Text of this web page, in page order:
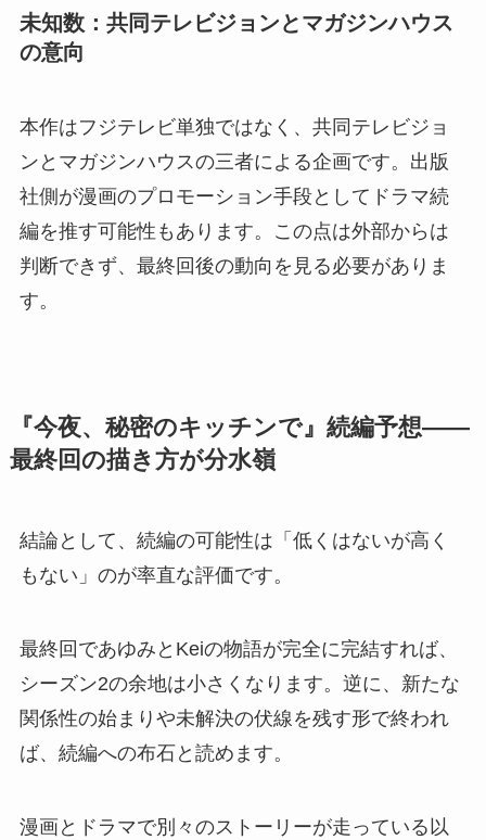
未知数：共同テレビジョンとマガジンハウス
の意向
本作はフジテレビ単独ではなく、共同テレビジョ
ンとマガジンハウスの三者による企画です。出版
社側が漫画のプロモーション手段としてドラマ続
編を推す可能性もあります。この点は外部からは
判断できず、最終回後の動向を見る必要がありま
す。
『今夜、秘密のキッチンで』続編予想——
最終回の描き方が分水嶺
結論として、続編の可能性は「低くはないが高く
もない」のが率直な評価です。
最終回であゆみとKeiの物語が完全に完結すれば、
シーズン2の余地は小さくなります。逆に、新たな
関係性の始まりや未解決の伏線を残す形で終われ
ば、続編への布石と読めます。
漫画とドラマで別々のストーリーが走っている以